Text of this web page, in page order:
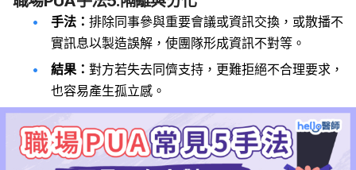
手法： 排除同事參與重要會議或資訊交換，或散播不
實訊息以製造誤解，使團隊形成資訊不對等。
結果： 對方若失去同儕支持，更難拒絕不合理要求，
也容易產生孤立感。